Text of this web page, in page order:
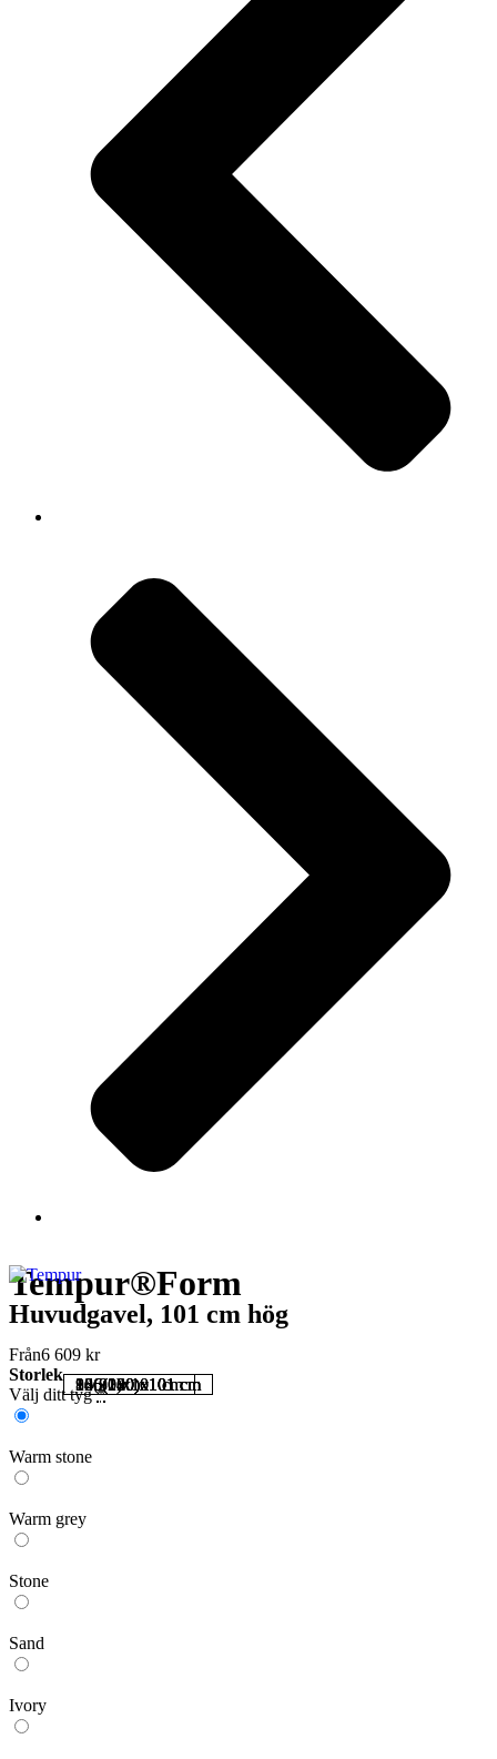
Tempur®Form
Huvudgavel, 101 cm hög
Från6 609 kr
Storlek
86(80)x101 cm
96(90)x101 cm
126(120)x101 cm
146(140)x101 cm
166(160)x101 cm
186(180)x101 cm
206(200)x101 cm
Välj ditt tyg *
Warm stone
Warm grey
Stone
Sand
Ivory